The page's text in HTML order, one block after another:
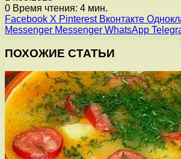
0 Время чтения: 4 мин.
Facebook X Pinterest Вконтакте
Messenger Messenger WhatsApp
ПОХОЖИЕ СТАТЬИ